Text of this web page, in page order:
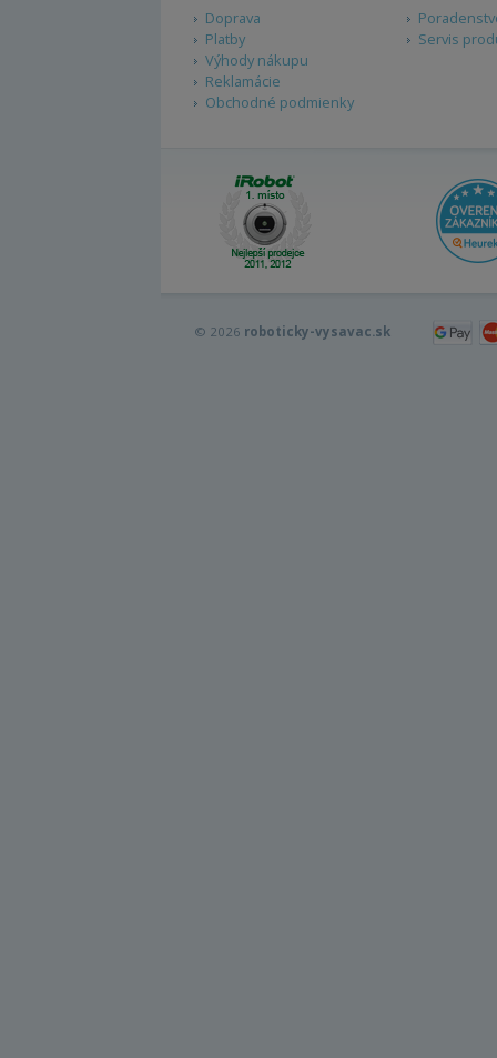
Doprava
Platby
Výhody nákupu
Reklamácie
Obchodné podmienky
Servis
© 2026 roboticky-vysavac.sk